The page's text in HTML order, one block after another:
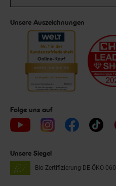
Unsere Auszeichnungen
Folge uns auf
Unsere Siegel
Bio Zertifizierung DE-ÖKO-060